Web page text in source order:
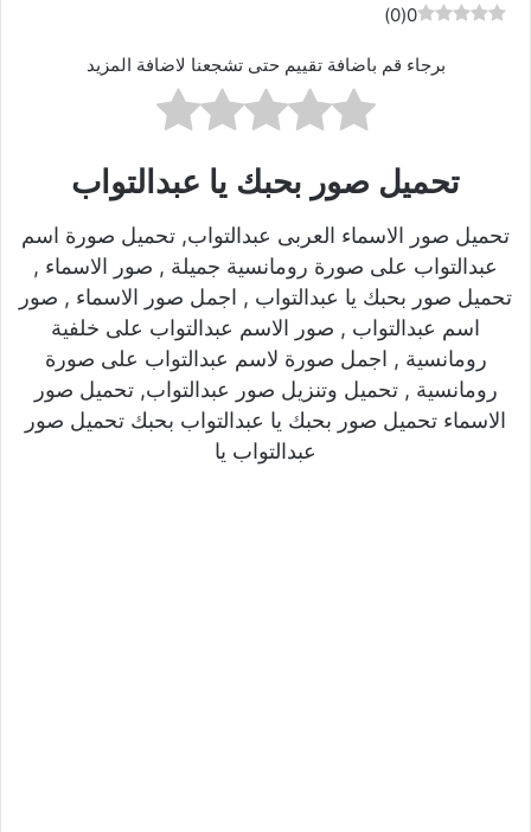
0
(
0
)
برجاء قم باضافة تقييم حتى تشجعنا لاضافة المزيد
تحميل صور بحبك يا عبدالتواب
تحميل صور الاسماء العربى عبدالتواب, تحميل صورة اسم
عبدالتواب على صورة رومانسية جميلة , صور الاسماء ,
تحميل صور بحبك يا عبدالتواب , اجمل صور الاسماء , صور
اسم عبدالتواب , صور الاسم عبدالتواب على خلفية
رومانسية , اجمل صورة لاسم عبدالتواب على صورة
رومانسية , تحميل وتنزيل صور عبدالتواب, تحميل صور
الاسماء تحميل صور بحبك يا عبدالتواب بحبك تحميل صور
عبدالتواب يا